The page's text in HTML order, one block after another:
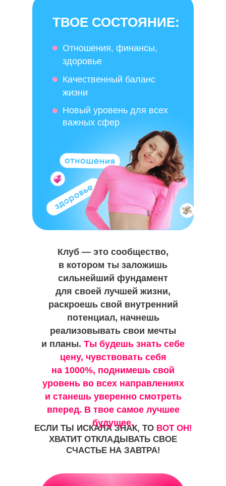
ЕСЛИ ТЫ ИСКАЛА ЗНАК, ТО ВОТ ОН!
ХВАТИТ ОТКЛАДЫВАТЬ СВОЕ
СЧАСТЬЕ НА ЗАВТРА!
Клуб — это сообщество,
в котором ты заложишь
сильнейший фундамент
для своей лучшей жизни,
раскроешь свой внутренний
потенциал, начнешь
реализовывать свои мечты
и планы. Ты будешь знать себе
цену, чувствовать себя
на 1000%, поднимешь свой
уровень во всех направлениях
и станешь уверенно смотреть
вперед. В твое самое лучшее
будущее.
ТВОЕ СОСТОЯНИЕ:
Отношения, финансы,
здоровье
Качественный баланс
жизни
Новый уровень для всех
важных сфер